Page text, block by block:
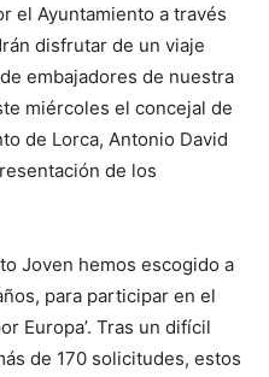
el Ayuntamiento a través
disfrutar de un viaje
embajadores de nuestra
miércoles el concejal de
de Lorca, Antonio David
de los
Joven hemos escogido a
para participar en el
Europa’. Tras un difícil
de 170 solicitudes, estos